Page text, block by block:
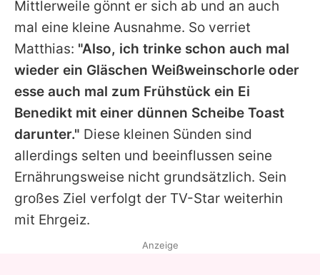
Mittlerweile gönnt er sich ab und an auch
mal eine kleine Ausnahme. So verriet
Matthias: "Also, ich trinke schon auch mal
wieder ein Gläschen Weißweinschorle oder
esse auch mal zum Frühstück ein Ei
Benedikt mit einer dünnen Scheibe Toast
darunter." Diese kleinen Sünden sind
allerdings selten und beeinflussen seine
Ernährungsweise nicht grundsätzlich. Sein
großes Ziel verfolgt der TV-Star weiterhin
mit Ehrgeiz.
Anzeige